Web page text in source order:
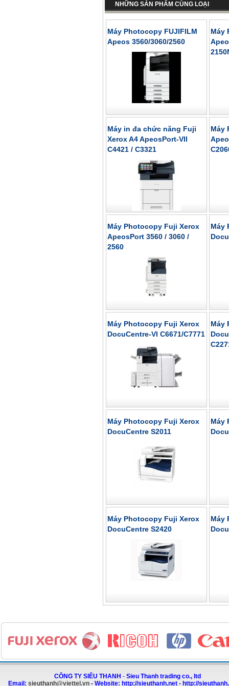
NHỮNG SẢN PHẨM CÙNG LOẠI
Máy Photocopy FUJIFILM
Apeos 3560/3060/2560
Máy
Máy in đa chức năng Fuji
Xerox A4 ApeosPort-VII
C4421 / C3321
Máy
Máy Photocopy Fuji Xerox
ApeosPort 3560 / 3060 /
2560
Máy
Máy Photocopy Fuji Xerox
DocuCentre-VI C6671/C7771
Máy
Máy Photocopy Fuji Xerox
DocuCentre S2011
Máy
Máy Photocopy Fuji Xerox
DocuCentre S2420
Máy
CÔNG TY SIÊU THANH -Sieu Thanh trading co., ltd
Email:sieuthanh@viettel.vn -Website: http://sieuthanh.net - http://